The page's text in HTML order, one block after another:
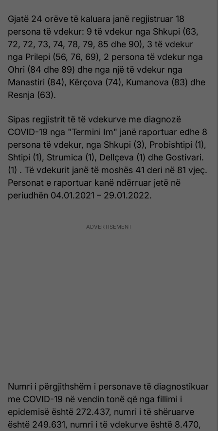
Gjatë 24 orëve të kaluara janë regjistruar 18
persona të vdekur: 9 të vdekur nga Shkupi (63,
72, 72, 73, 74, 78, 79, 85 dhe 90), 3 të vdekur
nga Prilepi (56, 76, 69), 2 persona të vdekur nga
Ohri (84 dhe 89) dhe nga një të vdekur nga
Manastiri (84), Kërçova (74), Kumanova (83) dhe
Resnja (63).
Sipas regjistrit të të vdekurve me diagnozë
COVID-19 nga "Termini Im" janë raportuar edhe 8
persona të vdekur, nga Shkupi (3), Probishtipi (1),
Shtipi (1), Strumica (1), Dellçeva (1) dhe Gostivari.
(1) . Të vdekurit janë të moshës 41 deri në 81 vjeç.
Personat e raportuar kanë ndërruar jetë në
periudhën 04.01.2021 – 29.01.2022.
Numri i përgjithshëm i personave të diagnostikuar
me COVID-19 në vendin tonë që nga fillimi i
epidemisë është 272.437, numri i të shëruarve
është 249.631, numri i të vdekurve është 8.470,